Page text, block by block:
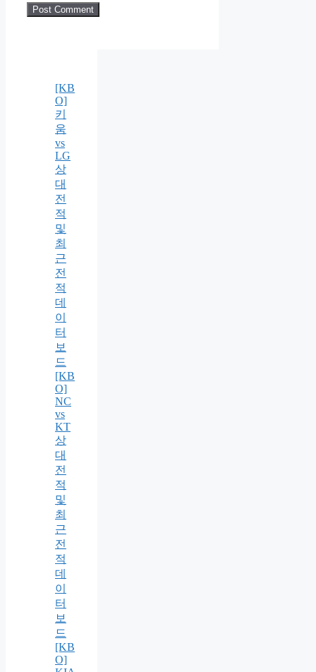
[KB
O]
키
움
vs
LG
상
대
전
적
및
최
근
전
적
데
이
터
보
드
[KB
O]
NC
vs
KT
상
대
전
적
및
최
근
전
적
데
이
터
보
드
[KB
O]